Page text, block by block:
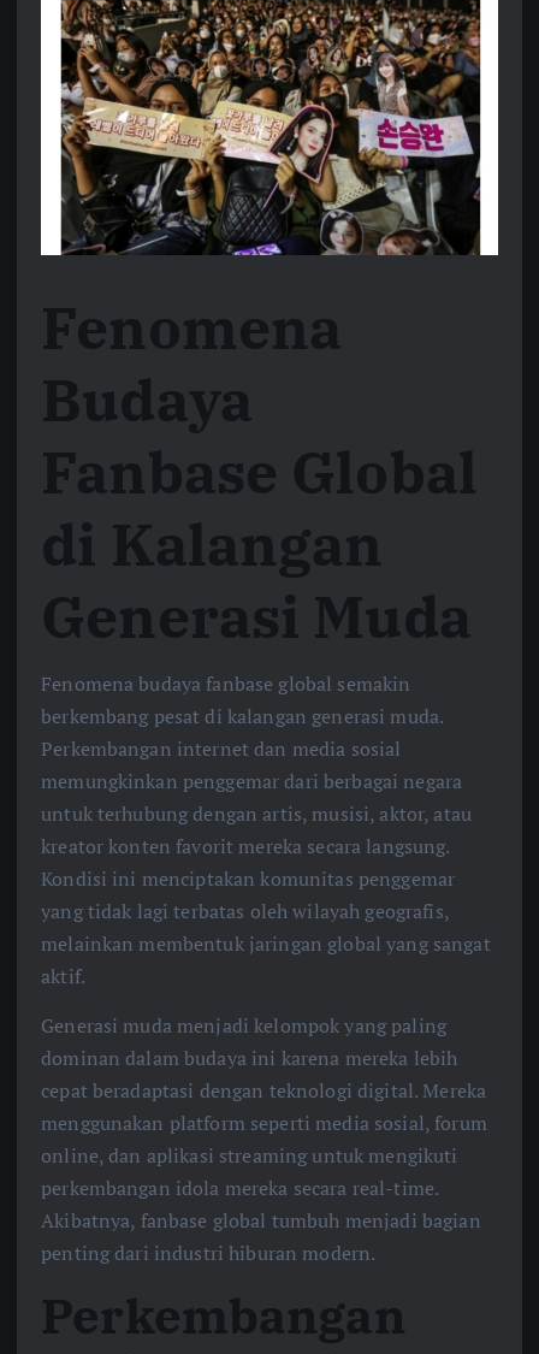
Fenomena
Budaya
Fanbase Global
di Kalangan
Generasi Muda
Fenomena budaya fanbase global semakin
berkembang pesat di kalangan generasi muda.
Perkembangan internet dan media sosial
memungkinkan penggemar dari berbagai negara
untuk terhubung dengan artis, musisi, aktor, atau
kreator konten favorit mereka secara langsung.
Kondisi ini menciptakan komunitas penggemar
yang tidak lagi terbatas oleh wilayah geografis,
melainkan membentuk jaringan global yang sangat
aktif.
Generasi muda menjadi kelompok yang paling
dominan dalam budaya ini karena mereka lebih
cepat beradaptasi dengan teknologi digital. Mereka
menggunakan platform seperti media sosial, forum
online, dan aplikasi streaming untuk mengikuti
perkembangan idola mereka secara real-time.
Akibatnya, fanbase global tumbuh menjadi bagian
penting dari industri hiburan modern.
Perkembangan